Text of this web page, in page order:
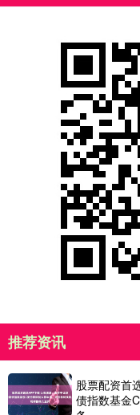
推荐资讯
股票配资首
债指数基金